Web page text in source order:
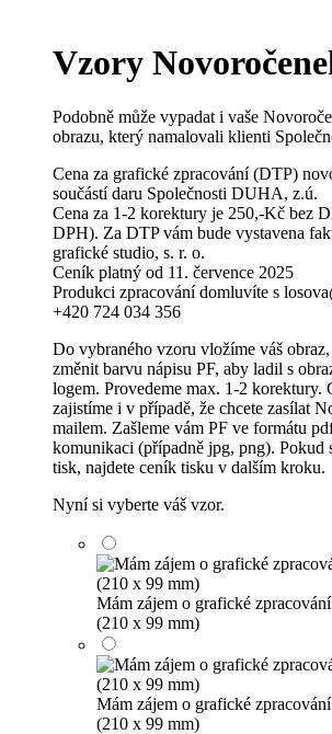
Vzory
Podobně může vypadat i vaše
obrazu, který namalovali klienti
Cena za grafické zpracování (DTP)
součástí daru Společnosti DUHA, z.ú.
Cena za 1-2 korektury je 250,-Kč bez
DPH). Za DTP vám bude vystavena
grafické studio, s. r. o.
Ceník platný od 11. července 2025
Produkci zpracování domluvíte s
+420 724 034 356
Do vybraného vzoru vložíme váš
změnit barvu nápisu PF, aby ladil s
logem. Provedeme max. 1-2 korektury.
zajistíme i v případě, že chcete zasílat
mailem. Zašleme vám PF ve formátu
komunikaci (případně jpg, png). Pokud
tisk, najdete ceník tisku v dalším kroku.
Nyní si vyberte váš vzor.
Mám zájem o grafické
(210 x 99 mm)
Mám zájem o grafické
(210 x 99 mm)